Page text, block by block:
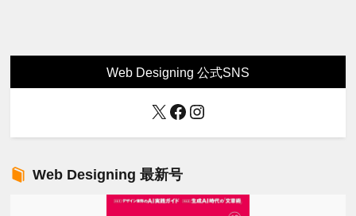
Web Designing 公式SNS
X Facebook
Instagram
Web Designing 最新号